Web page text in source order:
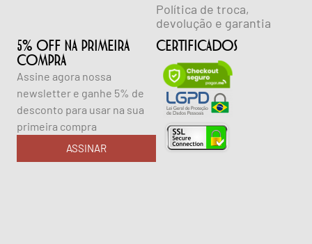
Política de troca,
devolução e garantia
5% OFF NA PRIMEIRA
COMPRA
Assine agora nossa
newsletter e ganhe 5% de
desconto para usar na sua
primeira compra
ASSINAR
CERTIFICADOS